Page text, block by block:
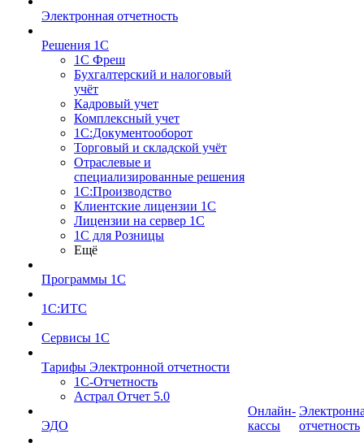
Электронная отчетность
Решения 1С
1С Фреш
Бухгалтерский и налоговый
учёт
Кадровый учет
Комплексный учет
1С:Документооборот
Торговый и складской учёт
Отраслевые и
специализированные решения
1С:Производство
Клиентские лицензии 1С
Лицензии на сервер 1С
1С для Розницы
Ещё
Программы 1С
1С:ИТС
Сервисы 1С
Тарифы Электронной отчетности
1С-Отчетность
Астрал Отчет 5.0
ЭДО
Онлайн-
кассы
отчетность